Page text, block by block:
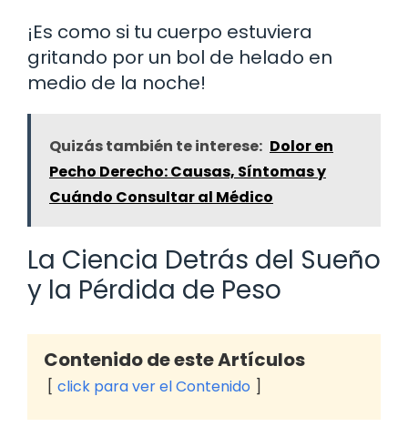
¡Es como si tu cuerpo estuviera
gritando por un bol de helado en
medio de la noche!
Quizás también te interese: Dolor en
Pecho Derecho: Causas, Síntomas y
Cuándo Consultar al Médico
La Ciencia Detrás del Sueño
y la Pérdida de Peso
Contenido de este Artículos
click para ver el Contenido